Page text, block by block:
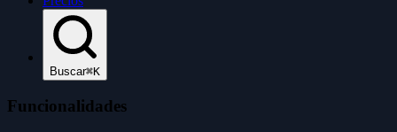
Buscar⌘K
Funcionalidades